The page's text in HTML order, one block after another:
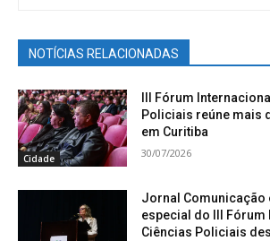
NOTÍCIAS RELACIONADAS
Cidade
III Fórum
Policiais reúne mais
em Curitiba
30/07/2026
Jornal Comunicação
especial do III
Ciências Policiais